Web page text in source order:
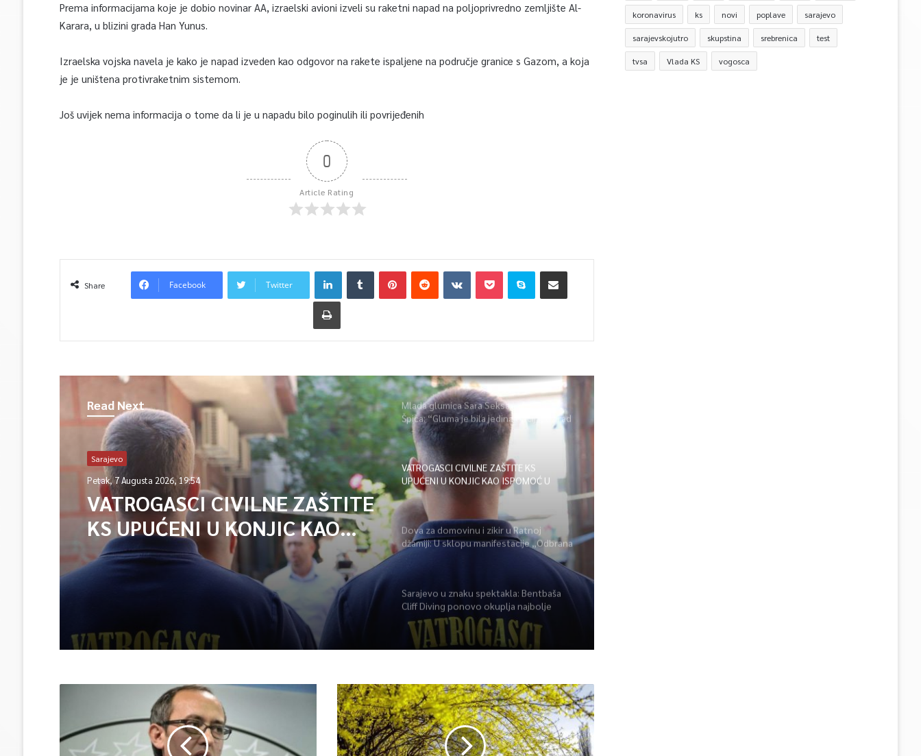
Prema informacijama koje je dobio novinar AA, izraelski avioni izveli su raketni napad na poljoprivredno zemljište Al-
Karara, u blizini grada Han Yunus.
Izraelska vojska navela je kako je napad izveden kao odgovor na rakete ispaljene na područje granice s Gazom, a koja
je je uništena protivraketnim sistemom.
Još uvijek nema informacija o tome da li je u napadu bilo poginulih ili povrijeđenih
0
Article Rating
Share Facebook Twitter
Read Next
Sarajevo
Petak, 7 Augusta 2026, 19:54
VATROGASCI CIVILNE ZAŠTITE
KS UPUĆENI U KONJIC KAO
ISPOMOĆ U GAŠENJU POŽARA
Mlada glumica Sara Seksan u emisiji
Špica: “Gluma je bila jedina opcija, uz rad
i disciplinu sve je moguće”
VATROGASCI CIVILNE ZAŠTITE KS
UPUĆENI U KONJIC KAO ISPOMOĆ U
GAŠENJU POŽARA
Dova za domovinu i zikir u Ratnoj
džamiji: U sklopu manifestacije „Odbrana
BiH – Igman 2026“ odana počast
Sarajevo u znaku spektakla: Bentbaša
Cliff Diving ponovo okuplja najbolje
skakače i vrhunsku zabavu
koronavirus ks novi poplave sarajevo
sarajevskojutro skupstina srebrenica test
tvsa Vlada KS vogosca